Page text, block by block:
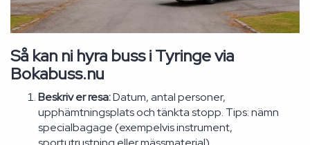
Så kan ni hyra buss i Tyringe via
Bokabuss.nu
Beskriv er resa:Datum, antal personer,
upphämtningsplats och tänkta stopp. Tips: nämn
specialbagage (exempelvis instrument,